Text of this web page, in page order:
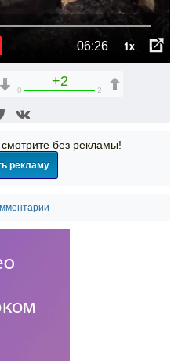
06:26 1x
+2
0 2
без рекламы!
рекламу